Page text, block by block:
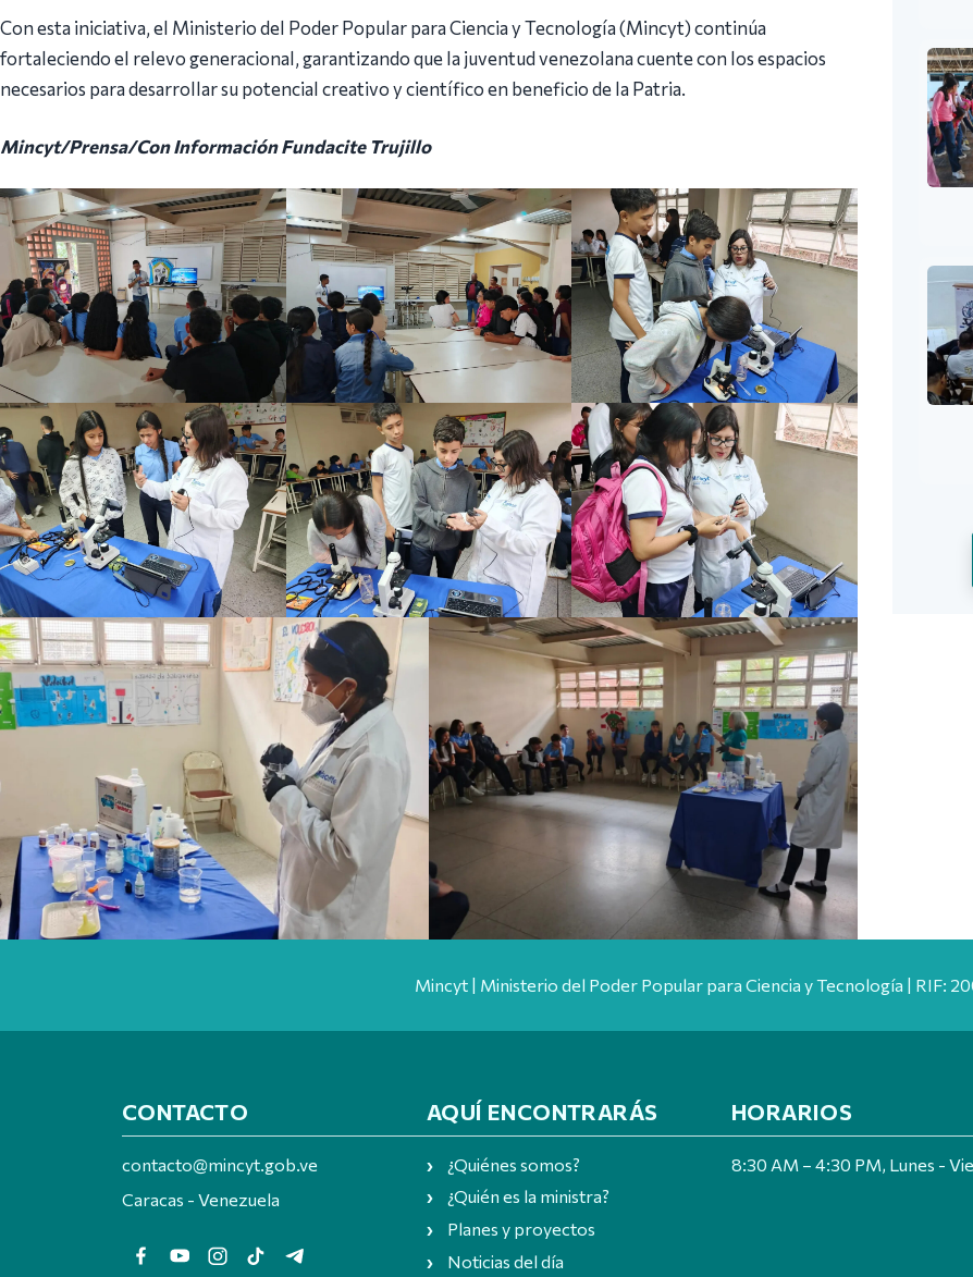
Con esta iniciativa, el Ministerio del Poder Popular para Ciencia y Tecnología (Mincyt) continúa
fortaleciendo el relevo generacional, garantizando que la juventud venezolana cuente con los espacios
necesarios para desarrollar su potencial creativo y científico en beneficio de la Patria.
Mincyt/Prensa/Con Información Fundacite Trujillo
Mincyt | Ministerio del Poder Popular para Ciencia y Tecnología | RIF:
CONTACTO
contacto@mincyt.gob.ve
Caracas - Venezuela
AQUÍ ENCONTRARÁS
¿Quiénes somos?
¿Quién es la ministra?
Planes y proyectos
Noticias del día
HORARIOS
8:30 AM – 4:30 PM, Lunes -